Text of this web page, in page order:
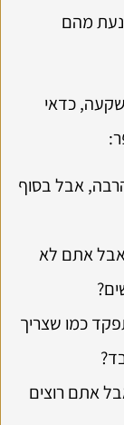
מהם
כדאי
אבל בסוף
אבל אתם לא
כמו שצריך
אתם רוצים